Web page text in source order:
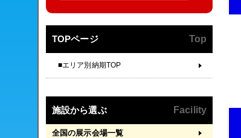
TOPページ Top
■エリア別納期TOP
施設から選ぶ Facility
全国の展示会場一覧